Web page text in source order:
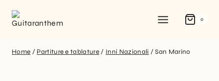
0
Home / Partiture e tablature / Inni Nazionali / San Marino